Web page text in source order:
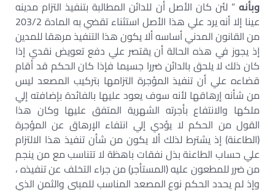
وبأنه ” لئن كان الأصل أن للدائن المطالبة بتنفيذ التزام مدينه
عينا إلا أنه يرد علي هذا الأصل استثناء تقضي به المادة 203/2
من القانون المدني أساسه ألا يكون هذا التنفيذ مرهقا للمدين
إذ يجوز في هذه الحالة أن يقتصر علي دفع تعويض نقدي إذا
كان ذلك لا يلحق بالدائن ضررا جسيما فإذا كان الحكم قد أقام
قضاءه علي أن تنفيذ المؤجرة التزامها بتركيب المصعد ليس
من شأنه إرهاقها لأنه سوف يعود عليها بالفائدة بإضافته إلي
ملكها والانتفاع بأجرته الشهرية المتفق عليها وكان هذا
القول من الحكم لا يؤدي إلي انتفاء الإرهاق عن المؤجرة
(الطاعنة) إذ يشترط لذلك ألا يكون من شأن تنفيذ هذا الالتزام
علي حساب الطاعنة بذل نفقات باهظة لا تتناسب مع من ينجم
من ضرر للمطعون عليه (المستأجر) من جراء التخلف عن تنفيذه ،
وإذ لم يحدد الحكم نوع المصعد المناسب للمبنى والثمن الذي